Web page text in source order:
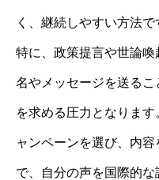
く、継続しやすい方法で
特に、政策提言や世論
名やメッセージを送る
を求める圧力となりま
ャンペーンを選び、内
で、自分の声を国際的